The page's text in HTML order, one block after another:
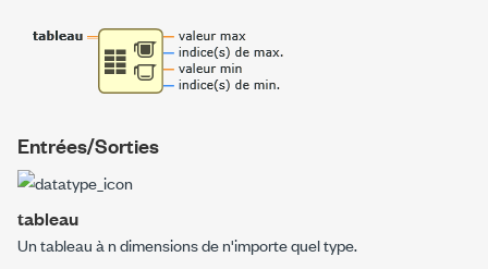
Entrées/Sorties
tableau
Un tableau à ndimensions de n'importe quel type.